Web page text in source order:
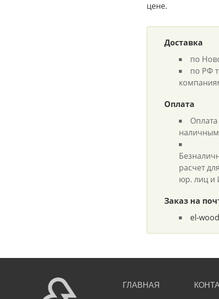
цене.
Доставка
по
по РФ
Оплата
Оплата
расчет
юр. лиц и
Заказ на
el-
ГЛАВНАЯ